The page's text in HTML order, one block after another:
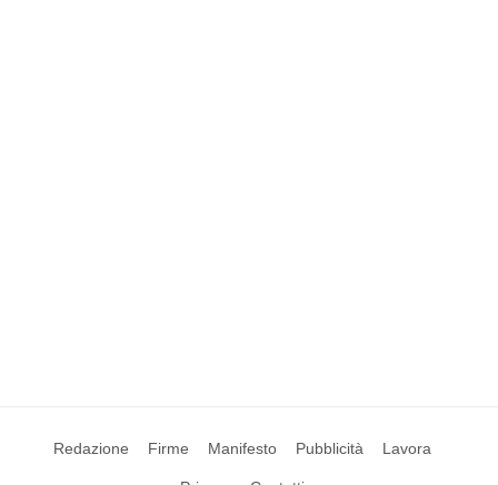
Redazione Firme Manifesto Pubblicità Lavora